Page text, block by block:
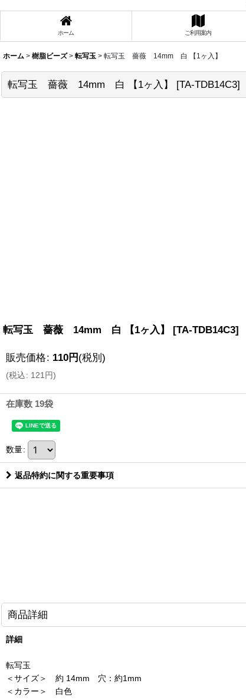
ホーム ご利用案内
ホーム > 樹脂ビーズ > 転写玉 > 転写玉 薔薇 14mm 白 【1ヶ入】
転写玉 薔薇 14mm 白 【1ヶ入】 [TA-TDB14C3]
転写玉 薔薇 14mm 白 【1ヶ入】 [TA-TDB14C3]
販売価格: 110円 (税別)
(税込: 121 円)
在庫数 19袋
数量:
返品特約に関する重要事項
商品詳細
詳細
転写玉
＜サイズ＞ 約 14mm 穴：約1mm
＜カラー＞ 白色